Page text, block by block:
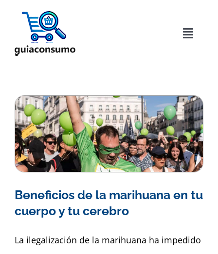
contenido
Toggle
Acerca de
Directorio
Blog
Contactar
Beneficios de la marihuana en tu
cuerpo y tu cerebro
La ilegalización de la marihuana ha impedido